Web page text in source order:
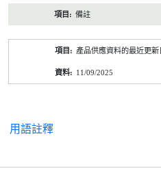
備註
產品供應資料的最近更新
11/09/2025
用語註釋